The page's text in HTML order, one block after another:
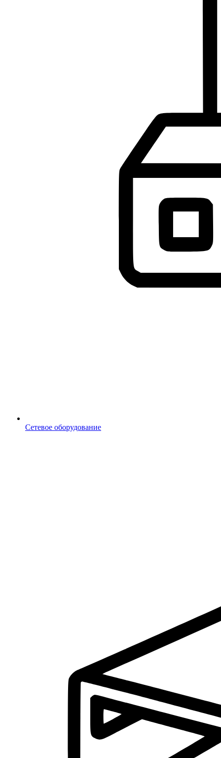
Сетевое оборудование